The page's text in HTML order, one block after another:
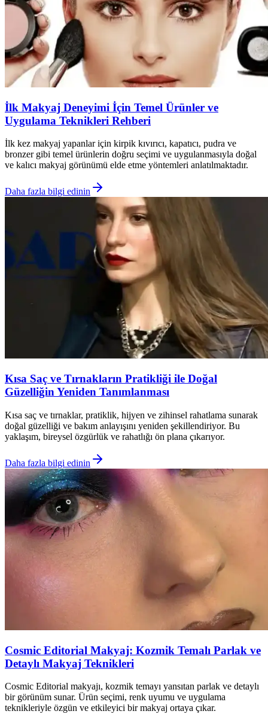
İlk Makyaj Deneyimi İçin Temel Ürünler ve
Uygulama Teknikleri Rehberi
İlk kez makyaj yapanlar için kirpik kıvırıcı, kapatıcı, pudra ve
bronzer gibi temel ürünlerin doğru seçimi ve uygulanmasıyla doğal
ve kalıcı makyaj görünümü elde etme yöntemleri anlatılmaktadır.
Daha fazla bilgi edinin
Kısa Saç ve Tırnakların Pratikliği ile Doğal
Güzelliğin Yeniden Tanımlanması
Kısa saç ve tırnaklar, pratiklik, hijyen ve zihinsel rahatlama sunarak
doğal güzelliği ve bakım anlayışını yeniden şekillendiriyor. Bu
yaklaşım, bireysel özgürlük ve rahatlığı ön plana çıkarıyor.
Daha fazla bilgi edinin
Cosmic Editorial Makyaj: Kozmik Temalı Parlak ve
Detaylı Makyaj Teknikleri
Cosmic Editorial makyajı, kozmik temayı yansıtan parlak ve detaylı
bir görünüm sunar. Ürün seçimi, renk uyumu ve uygulama
teknikleriyle özgün ve etkileyici bir makyaj ortaya çıkar.